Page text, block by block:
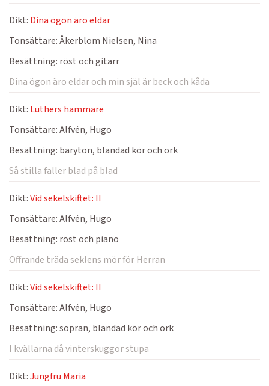
Dikt: Dina ögon äro eldar
Tonsättare:Åkerblom Nielsen, Nina
Besättning: röst och gitarr
Dina ögon äro eldar och min själ är beck och kåda
Dikt: Luthers hammare
Tonsättare:Alfvén, Hugo
Besättning: baryton, blandad kör och ork
Så stilla faller blad på blad
Dikt:Vid sekelskiftet: II
Tonsättare:Alfvén, Hugo
Besättning: röst och piano
Offrande träda seklens mör för Herran
Dikt:Vid sekelskiftet: II
Tonsättare:Alfvén, Hugo
Besättning:sopran, blandad kör och ork
I kvällarna då vinterskuggor stupa
Dikt:Jungfru Maria